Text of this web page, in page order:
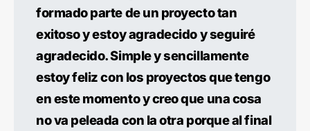
formado parte de un proyecto tan
exitoso y estoy agradecido y seguiré
agradecido. Simple y sencillamente
estoy feliz con los proyectos que tengo
en este momento y creo que una cosa
no va peleada con la otra porque al final